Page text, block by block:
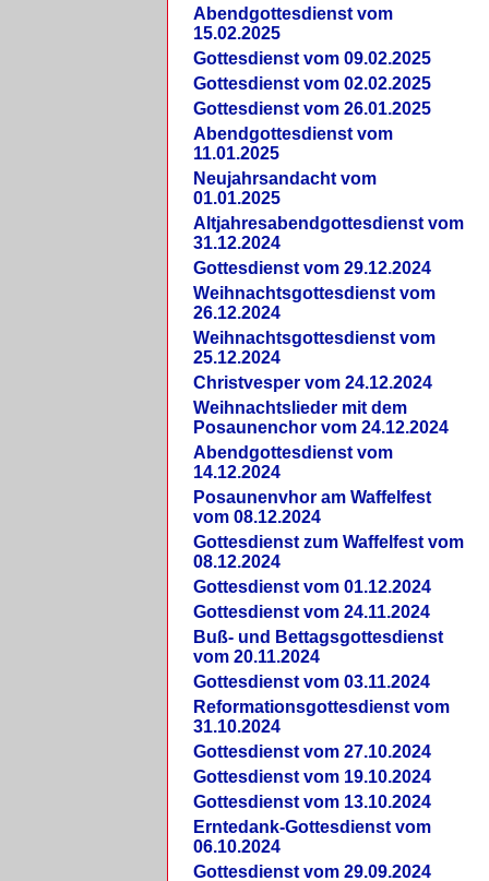
Abendgottesdienst vom
15.02.2025
Gottesdienst vom 09.02.2025
Gottesdienst vom 02.02.2025
Gottesdienst vom 26.01.2025
Abendgottesdienst vom
11.01.2025
Neujahrsandacht vom
01.01.2025
Altjahresabendgottesdienst vom
31.12.2024
Gottesdienst vom 29.12.2024
Weihnachtsgottesdienst vom
26.12.2024
Weihnachtsgottesdienst vom
25.12.2024
Christvesper vom 24.12.2024
Weihnachtslieder mit dem
Posaunenchor vom 24.12.2024
Abendgottesdienst vom
14.12.2024
Posaunenvhor am Waffelfest
vom 08.12.2024
Gottesdienst zum Waffelfest vom
08.12.2024
Gottesdienst vom 01.12.2024
Gottesdienst vom 24.11.2024
Buß- und Bettagsgottesdienst
vom 20.11.2024
Gottesdienst vom 03.11.2024
Reformationsgottesdienst vom
31.10.2024
Gottesdienst vom 27.10.2024
Gottesdienst vom 19.10.2024
Gottesdienst vom 13.10.2024
Erntedank-Gottesdienst vom
06.10.2024
Gottesdienst vom 29.09.2024